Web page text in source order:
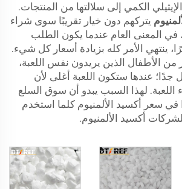
الكمي إلى سلالتها من المنتجات.
يتركهم دون خيار تقريبًا سوى شراء
في المعنى العام عندما يكون الطلب
ينتهي الأمر كله بزيادة أسعار كل شيء.
من الأطفال الذين يريدون نفس اللعبة،
عندها ستكون اللعبة أغلى لأن
اللعبة. لهذا السبب يبدو أن سوق السلع
في سعر أكسيد الألمنيوم كلما استخدم
أكسيد الألمنيوم.